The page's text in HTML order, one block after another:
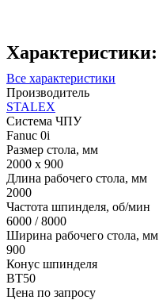
Характеристики:
Все характеристики
Производитель
STALEX
Система ЧПУ
Fanuc 0i
Размер стола, мм
2000 х 900
Длина рабочего стола, мм
2000
Частота шпинделя, об/мин
6000 / 8000
Ширина рабочего стола, мм
900
Конус шпинделя
BT50
Цена по запросу